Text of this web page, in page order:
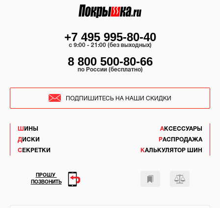
ШИНЫ
ДИСКИ
СЕКРЕТКИ
АКСЕССУАРЫ
РАСПРОДАЖА
КАЛЬКУЛЯТОР ШИН
+7 495 995-80-40
c 9:00 - 21:00 (без выходных)
8 800 500-80-66
по России (бесплатно)
ПОДПИШИТЕСЬ НА НАШИ СКИДКИ
ПРОШУ
ПОЗВОНИТЬ